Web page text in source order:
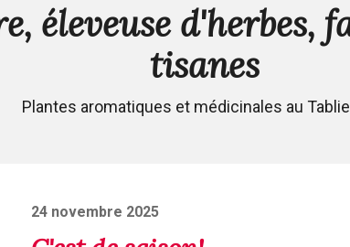
éleveuse d'herbes,
tisanes
Plantes aromatiques et médicinales au
Posted
on
24 novembre 2025